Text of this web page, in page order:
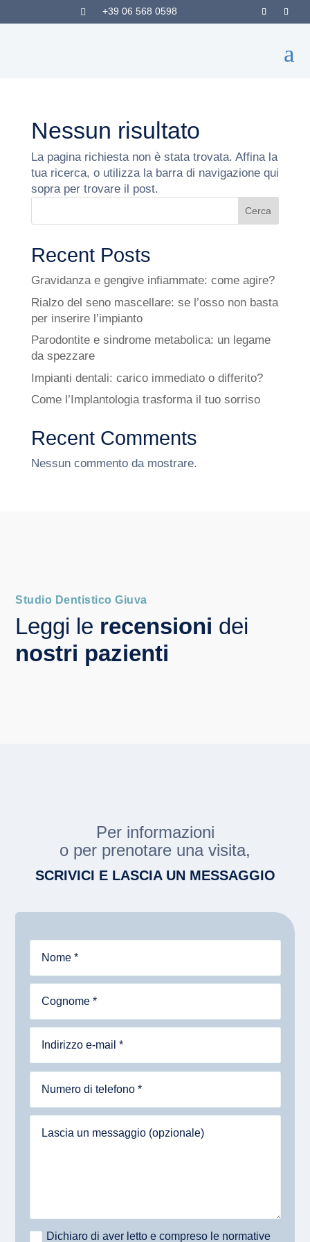
 +39 06 568 0598
a
Nessun risultato
La pagina richiesta non è stata trovata. Affina la
tua ricerca, o utilizza la barra di navigazione qui
sopra per trovare il post.
Cerca
Recent Posts
Gravidanza e gengive infiammate: come agire?
Rialzo del seno mascellare: se l’osso non basta
per inserire l’impianto
Parodontite e sindrome metabolica: un legame
da spezzare
Impianti dentali: carico immediato o differito?
Come l’Implantologia trasforma il tuo sorriso
Recent Comments
Nessun commento da mostrare.
Studio Dentistico Giuva
Leggi le recensioni dei
nostri pazienti
Per informazioni
o per prenotare una visita,
SCRIVICI E LASCIA UN MESSAGGIO
Dichiaro di aver letto e compreso le normative